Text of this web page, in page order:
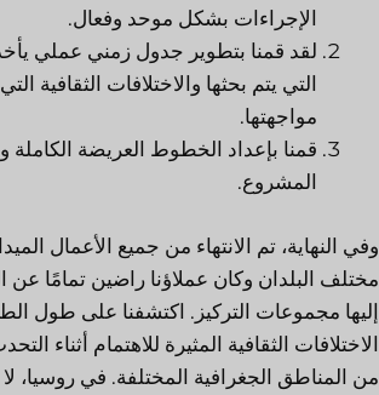
الإجراءات بشكل موحد وفعال.
لقد قمنا بتطوير جدول زمني عملي يأخذ
التي يتم بحثها والاختلافات الثقافية
مواجهتها.
قمنا بإعداد الخطوط العريضة
المشروع.
وفي النهاية، تم الانتهاء من جميع الأعمال
مختلف البلدان وكان عملاؤنا راضين تمامًا عن
إليها مجموعات التركيز. اكتشفنا على طول
الاختلافات الثقافية المثيرة للاهتمام أثناء
من المناطق الجغرافية المختلفة. في